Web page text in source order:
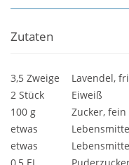
Zutaten
3,5 Zweige
Lavendel,
2 Stück
Eiweiß
100 g
Zucker, fein
etwas
etwas